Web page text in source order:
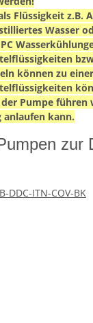
Flüssigkeit z.B.
Wasser
können zu
Pumpe führen
kann.
zur